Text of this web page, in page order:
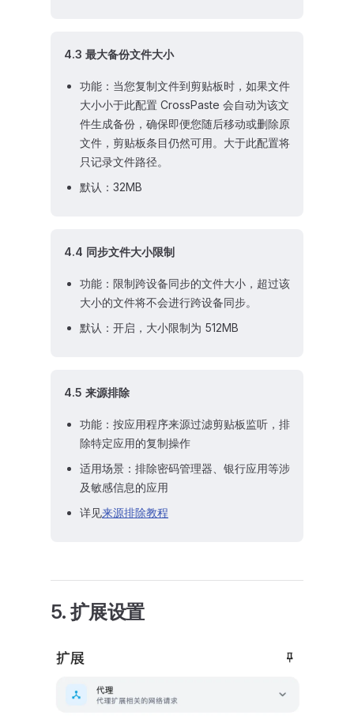
4.3 最大备份文件大小
功能：当您复制文件到剪贴板时，如果文件
大小小于此配置 CrossPaste 会自动为该文
件生成备份，确保即便您随后移动或删除原
文件，剪贴板条目仍然可用。大于此配置将
只记录文件路径。
默认：32MB
4.4 同步文件大小限制
功能：限制跨设备同步的文件大小，超过该
大小的文件将不会进行跨设备同步。
默认：开启，大小限制为 512MB
4.5 来源排除
功能：按应用程序来源过滤剪贴板监听，排
除特定应用的复制操作
适用场景：排除密码管理器、银行应用等涉
及敏感信息的应用
详见来源排除教程
5. 扩展设置